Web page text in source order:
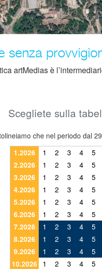
senza
artMedias è
Scegliete sulla
che nel periodo dal
1.2026
1 2 3 4 5
2.2026
1 2 3 4 5
3.2026
1 2 3 4 5
4.2026
1 2 3 4 5
5.2026
1 2 3 4 5
6.2026
1 2 3 4 5
7.2026
1 2 3 4 5
8.2026
1 2 3 4 5
9.2026
1 2 3 4 5
10.2026
1 2 3 4 5